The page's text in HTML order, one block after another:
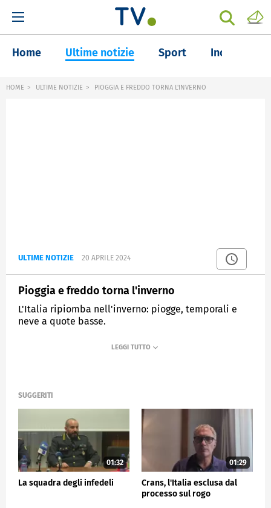
Home Ultime notizie Sport Inchieste
HOME ULTIME NOTIZIE PIOGGIA E FREDDO TORNA L'INVERNO
ULTIME NOTIZIE 20 APRILE 2024
Pioggia e freddo torna l'inverno
L'Italia ripiomba nell'inverno: piogge, temporali e
neve a quote basse.
SUGGERITI
01:32
La squadra degli infedeli
01:29
Crans, l'Italia esclusa dal
processo sul rogo